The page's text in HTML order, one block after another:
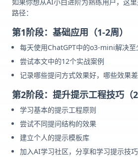
路径：
第1阶段：基础应用（1-2周）
每天使用ChatGPT中的o3-mini解决
尝试本文中的12个实战案例
记录哪些提问方式效果好，哪些效果差
第2阶段：提升提示工程技巧（
学习基本的提示工程原则
尝试不同提问结构的效果
建立个人的提示模板库
加入AI学习社区，分享和学习提示技巧